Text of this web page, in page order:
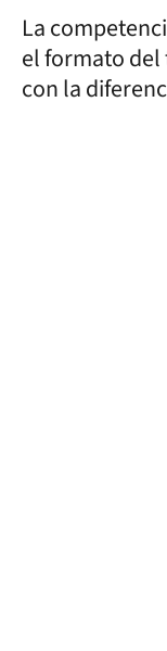
La
el formato
con la